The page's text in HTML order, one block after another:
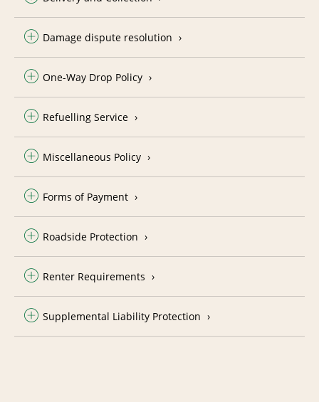
Damage dispute resolution
One-Way Drop Policy
Refuelling Service
Miscellaneous Policy
Forms of Payment
Roadside Protection
Renter Requirements
Supplemental Liability Protection